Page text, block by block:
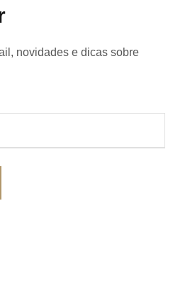
novidades e dicas sobre